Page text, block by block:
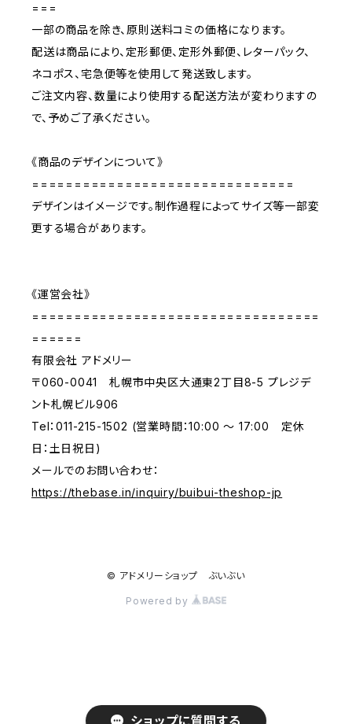
ショップに質問する
===
一部の商品を除き、原則送料コミの価格になります。
配送は商品により、定形郵便、定形外郵便、レターパック、
ネコポス、宅急便等を使用して発送致します。
ご注文内容、数量により使用する配送方法が変わりますの
で、予めご了承ください。
《商品のデザインについて》
===============================
デザインはイメージです。制作過程によってサイズ等一部変
更する場合があります。
《運営会社》
==================================
======
有限会社 アドメリー
〒060-0041 札幌市中央区大通東2丁目8-5 プレジデ
ント札幌ビル906
Tel：011-215-1502 (営業時間：10:00 ～ 17:00 定休
日：土日祝日)
メールでのお問い合わせ：
https://thebase.in/inquiry/buibui-theshop-jp
© アドメリーショップ ぶいぶい
Powered by